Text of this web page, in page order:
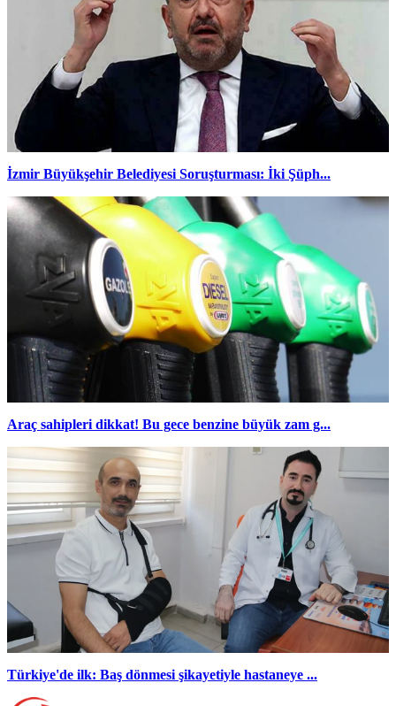
İzmir Büyükşehir Belediyesi Soruşturması: İki Şüph...
Araç sahipleri dikkat! Bu gece benzine büyük zam g...
Türkiye'de ilk: Baş dönmesi şikayetiyle hastaneye ...